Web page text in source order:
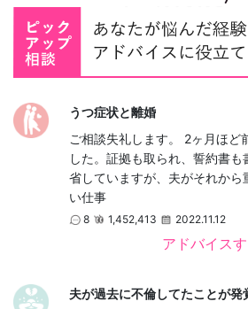
うつ症状と離婚
ご相談失礼します。 2ヶ月ほど
した。証拠も取られ、誓約書
省していますが、夫がそれから
い仕事
8 1,452,413 2022.11.12
アドバイス
夫が過去に不倫してたことが発